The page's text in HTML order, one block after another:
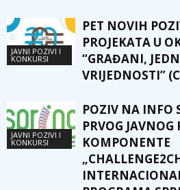
JAVNI POZIVI I
KONKURSI
PET NOVIH
PROJEKATA U
“GRAĐANI,
VRIJEDNOSTI”
JAVNI POZIVI I
KONKURSI
POZIV NA INFO
PRVOG
KOMPONENTE